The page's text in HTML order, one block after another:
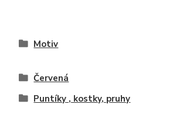
Motiv
Červená
Puntíky , kostky, pruhy